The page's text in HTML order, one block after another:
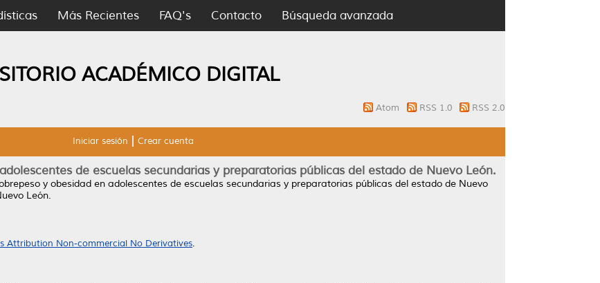
Más Recientes FAQ's Contacto Búsqueda avanzada
ACADÉMICO DIGITAL
Atom RSS 1.0 RSS 2.0
Iniciar sesión Crear cuenta
de escuelas secundarias y preparatorias públicas del estado de Nuevo León.
y obesidad en adolescentes de escuelas secundarias y preparatorias públicas del estado de Nuevo
León.
Attribution Non-commercial No Derivatives.